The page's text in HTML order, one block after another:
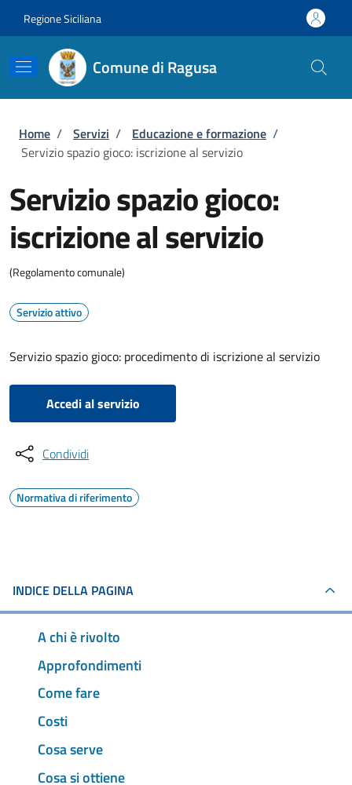
Regione Siciliana
Comune di Ragusa
Briciole di pane
Home / Servizi / Educazione e formazione /
Servizio spazio gioco: iscrizione al servizio
Servizio spazio gioco:
iscrizione al servizio
(Regolamento comunale)
Servizio attivo
Servizio spazio gioco: procedimento di iscrizione al servizio
Accedi al servizio
Condividi
Normativa di riferimento
INDICE DELLA PAGINA
A chi è rivolto
Approfondimenti
Come fare
Costi
Cosa serve
Cosa si ottiene